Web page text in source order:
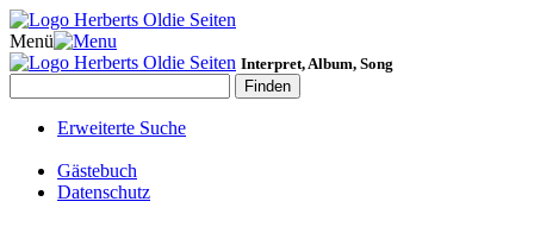
Menü
Interpret, Album, Song
Erweiterte Suche
Gästebuch
Datenschutz